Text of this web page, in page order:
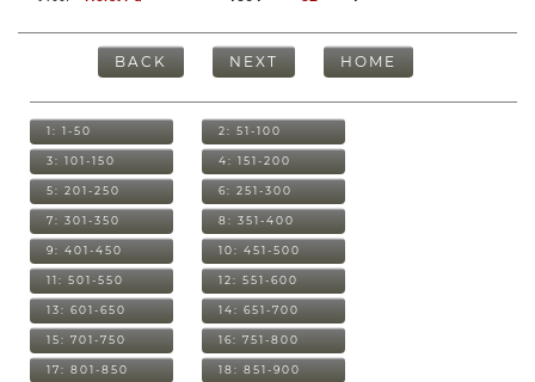
BACK NEXT HOME
1: 1-50 2: 51-100
3: 101-150 4: 151-200
5: 201-250 6: 251-300
7: 301-350 8: 351-400
9: 401-450 10: 451-500
11: 501-550 12: 551-600
13: 601-650 14: 651-700
15: 701-750 16: 751-800
17: 801-850 18: 851-900